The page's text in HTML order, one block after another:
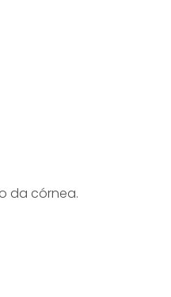
da córnea.